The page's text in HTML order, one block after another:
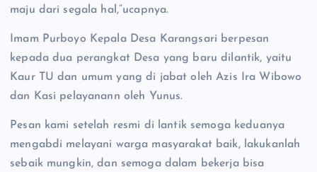
maju dari segala hal,”ucapnya.
Imam Purboyo Kepala Desa Karangsari berpesan
kepada dua perangkat Desa yang baru dilantik, yaitu
Kaur TU dan umum yang di jabat oleh Azis Ira Wibowo
dan Kasi pelayanann oleh Yunus.
Pesan kami setelah resmi di lantik semoga keduanya
mengabdi melayani warga masyarakat baik, lakukanlah
sebaik mungkin, dan semoga dalam bekerja bisa